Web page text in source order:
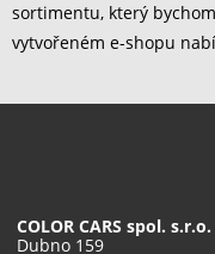
sortimentu, který
vytvořeném e-shopu
COLOR CARS spol. s.r.o.
Dubno 159